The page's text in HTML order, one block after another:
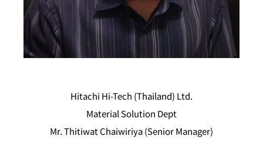
Hitachi Hi-Tech (Thailand) Ltd.
Material Solution Dept
Mr. Thitiwat Chaiwiriya (Senior Manager)